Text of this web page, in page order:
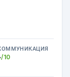
/10